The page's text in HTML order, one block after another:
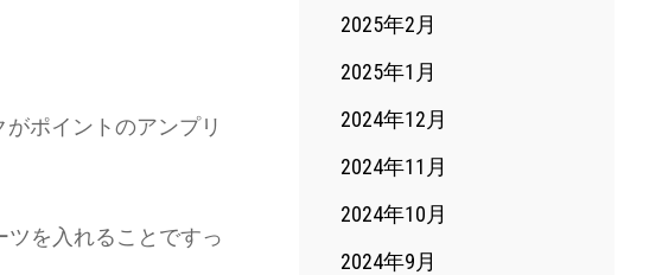
ポイントのアンプリ
を入れることですっ
2025年2月
2025年1月
2024年12月
2024年11月
2024年10月
2024年9月